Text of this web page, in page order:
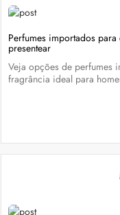
Perfumes importados
presentear
Veja opções de perfumes
fragrância ideal para